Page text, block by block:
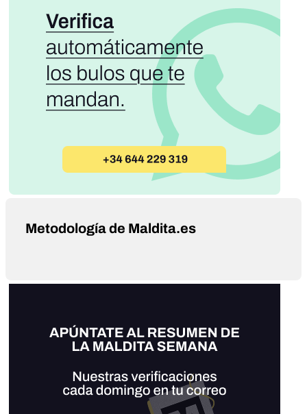
Metodología de Maldita.es